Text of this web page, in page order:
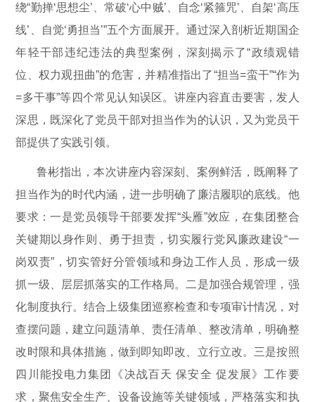
绕“勤掸‘思想尘’、常破‘心中贼’、自念‘紧箍咒’、自架‘高压
线’、自觉‘勇担当’”五个方面展开。通过深入剖析近期国企
年轻干部违纪违法的典型案例，深刻揭示了“政绩观错
位、权力观扭曲”的危害，并精准指出了“担当=蛮干”“作为
=多干事”等四个常见认知误区。讲座内容直击要害，发人
深思，既深化了党员干部对担当作为的认识，又为党员干
部提供了实践引领。
鲁彬指出，本次讲座内容深刻、案例鲜活，既阐释了
担当作为的时代内涵，进一步明确了廉洁履职的底线。他
要求：一是党员领导干部要发挥“头雁”效应，在集团整合
关键期以身作则、勇于担责，切实履行党风廉政建设“一
岗双责”，切实管好分管领域和身边工作人员，形成一级
抓一级、层层抓落实的工作格局。二是加强合规管理，强
化制度执行。结合上级集团巡察检查和专项审计情况，对
查摆问题，建立问题清单、责任清单、整改清单，明确整
改时限和具体措施，做到即知即改、立行立改。三是按照
四川能投电力集团《决战百天 保安全 促发展》工作要
求，聚焦安全生产、设备设施等关键领域，严格落实和执